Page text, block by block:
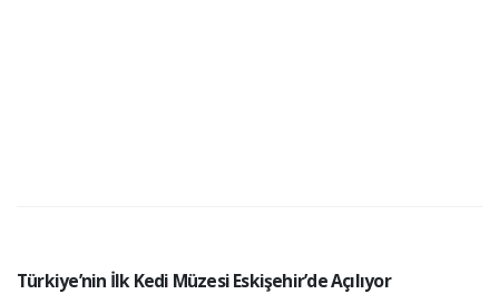
Türkiye’nin İlk Kedi Müzesi Eskişehir’de Açılıyor